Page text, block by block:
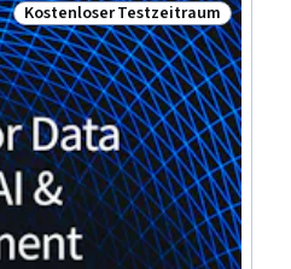
Status: Kostenloser
Kostenloser Testzeitraum